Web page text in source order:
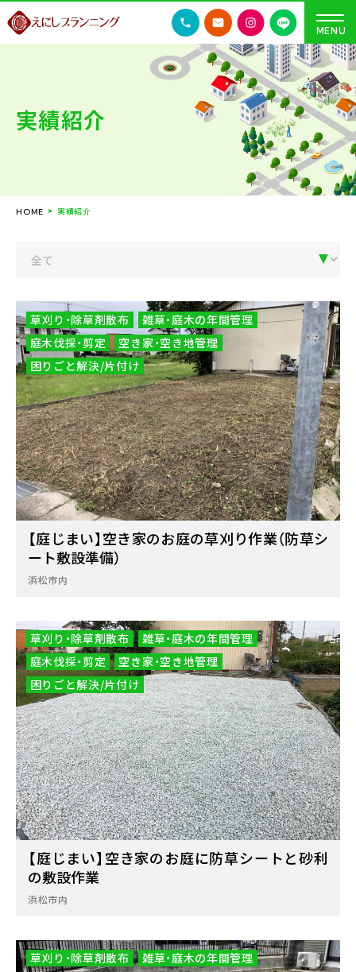
実績紹介
HOME 実績紹介
【庭じまい】空き家のお庭の草刈り作業（防草シ
ート敷設準備）
浜松市内
草刈り・除草剤散布
雑草・庭木の年間管理
庭木伐採・剪定
空き家・空き地管理
困りごと解決/片付け
【庭じまい】空き家のお庭に防草シートと砂利
の敷設作業
浜松市内
草刈り・除草剤散布
雑草・庭木の年間管理
庭木伐採・剪定
空き家・空き地管理
困りごと解決/片付け
草刈り・除草剤散布
雑草・庭木の年間管理